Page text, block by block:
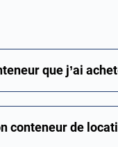
que j’ai
conteneur de